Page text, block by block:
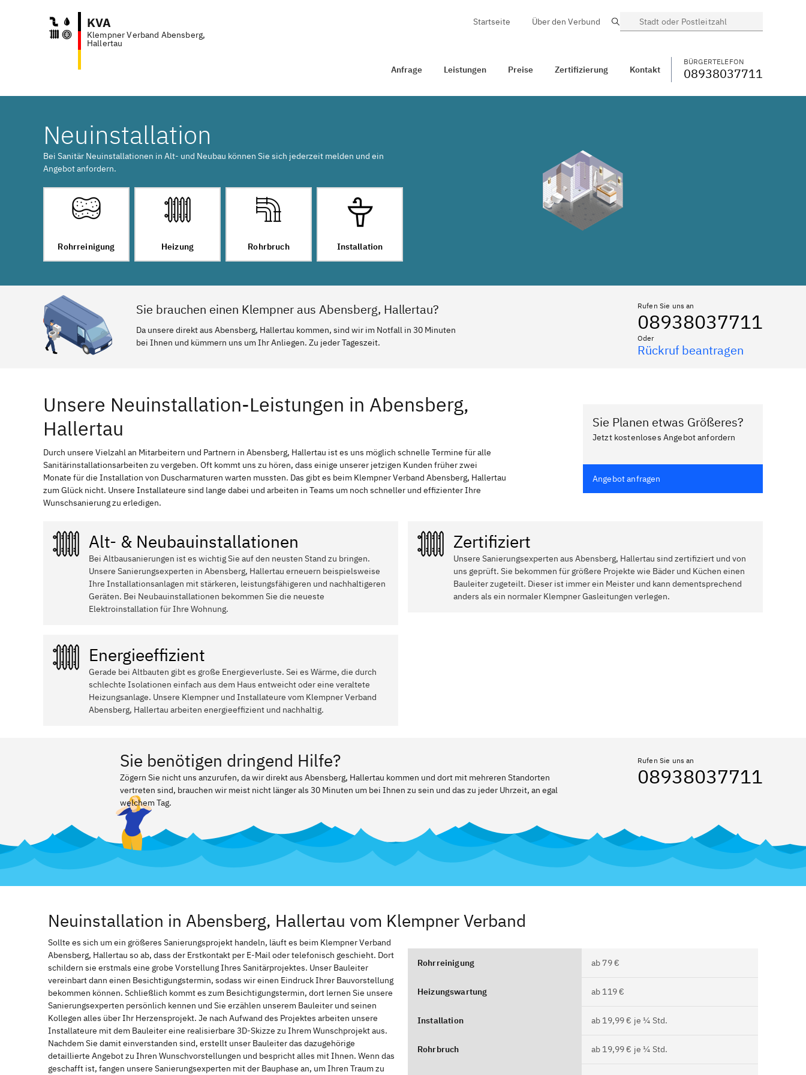
KVA
Klempner Verband Abensberg,
Hallertau
BÜRGERTELEFON WECHSELN
Startseite Über den Verbund Suche
Anfrage Leistungen Preise Zertifizierung Kontakt
BÜRGERTELEFON
08938037711
Neuinstallation
Bei Sanitär Neuinstallationen in Alt- und Neubau können Sie sich jederzeit melden und ein
Angebot anfordern.
Rohrreinigung Heizung Rohrbruch Installation
Sie brauchen einen Klempner aus Abensberg, Hallertau?
Da unsere direkt aus Abensberg, Hallertau kommen, sind wir im Notfall in 30 Minuten
bei Ihnen und kümmern uns um Ihr Anliegen. Zu jeder Tageszeit.
Rufen Sie uns an
08938037711
Oder
Rückruf beantragen
Unsere Neuinstallation-Leistungen in Abensberg,
Hallertau
Durch unsere Vielzahl an Mitarbeitern und Partnern in Abensberg, Hallertau ist es uns möglich schnelle Termine für alle
Sanitärinstallationsarbeiten zu vergeben. Oft kommt uns zu hören, dass einige unserer jetzigen Kunden früher zwei
Monate für die Installation von Duscharmaturen warten mussten. Das gibt es beim Klempner Verband Abensberg, Hallertau
zum Glück nicht. Unsere Installateure sind lange dabei und arbeiten in Teams um noch schneller und effizienter Ihre
Wunschsanierung zu erledigen.
Sie Planen etwas Größeres?
Jetzt kostenloses Angebot anfordern
Angebot anfragen
Alt- & Neubauinstallationen
Bei Altbausanierungen ist es wichtig Sie auf den neusten Stand zu bringen.
Unsere Sanierungsexperten in Abensberg, Hallertau erneuern beispielsweise
Ihre Installationsanlagen mit stärkeren, leistungsfähigeren und nachhaltigeren
Geräten. Bei Neubauinstallationen bekommen Sie die neueste
Elektroinstallation für Ihre Wohnung.
Zertifiziert
Unsere Sanierungsexperten aus Abensberg, Hallertau sind zertifiziert und von
uns geprüft. Sie bekommen für größere Projekte wie Bäder und Küchen einen
Bauleiter zugeteilt. Dieser ist immer ein Meister und kann dementsprechend
anders als ein normaler Klempner Gasleitungen verlegen.
Energieeffizient
Gerade bei Altbauten gibt es große Energieverluste. Sei es Wärme, die durch
schlechte Isolationen einfach aus dem Haus entweicht oder eine veraltete
Heizungsanlage. Unsere Klempner und Installateure vom Klempner Verband
Abensberg, Hallertau arbeiten energieeffizient und nachhaltig.
Sie benötigen dringend Hilfe?
Zögern Sie nicht uns anzurufen, da wir direkt aus Abensberg, Hallertau kommen und dort mit mehreren Standorten
vertreten sind, brauchen wir meist nicht länger als 30 Minuten um bei Ihnen zu sein und das zu jeder Uhrzeit, an egal
welchem Tag.
Rufen Sie uns an
08938037711
Neuinstallation in Abensberg, Hallertau vom Klempner Verband
Sollte es sich um ein größeres Sanierungsprojekt handeln, läuft es beim Klempner Verband
Abensberg, Hallertau so ab, dass der Erstkontakt per E-Mail oder telefonisch geschieht. Dort
schildern sie erstmals eine grobe Vorstellung Ihres Sanitärprojektes. Unser Bauleiter
vereinbart dann einen Besichtigungstermin, sodass wir einen Eindruck Ihrer Bauvorstellung
bekommen können. Schließlich kommt es zum Besichtigungstermin, dort lernen Sie unsere
Sanierungsexperten persönlich kennen und Sie erzählen unserem Bauleiter und seinen
Kollegen alles über Ihr Herzensprojekt. Je nach Aufwand des Projektes arbeiten unsere
Installateure mit dem Bauleiter eine realisierbare 3D-Skizze zu Ihrem Wunschprojekt aus.
Nachdem Sie damit einverstanden sind, erstellt unser Bauleiter das dazugehörige
detaillierte Angebot zu Ihren Wunschvorstellungen und bespricht alles mit Ihnen. Wenn das
geschafft ist, fangen unsere Sanierungsexperten mit der Bauphase an, um Ihren Traum zu
Rohrreinigung ab 79 €
Heizungswartung ab 119 €
Installation ab 19,99 € je ¼ Std.
Rohrbruch ab 19,99 € je ¼ Std.